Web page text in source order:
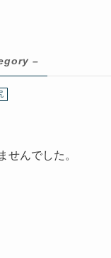
–
せんでした。